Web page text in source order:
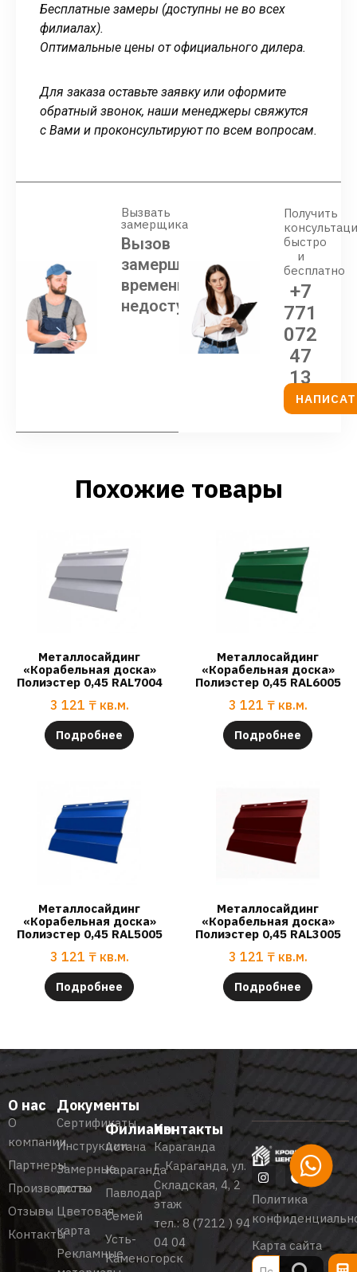
Бесплатные замеры (доступны не во всех
филиалах).
Оптимальные цены от официального дилера.
Для заказа оставьте заявку или оформите
обратный звонок, наши менеджеры свяжутся
с Вами и проконсультируют по всем вопросам.
Вызвать
замерщика
Вызов
замерщика
временно
недоступен
Получить
быстро
и
бесплатно
+7
771
072
47
13
Похожие товары
Металлосайдинг
«Корабельная доска»
Полиэстер 0,45 RAL7004
3 121 ₸ кв.м.
Подробнее
Металлосайдинг
«Корабельная доска»
Полиэстер 0,45 RAL6005
3 121 ₸ кв.м.
Подробнее
Металлосайдинг
«Корабельная доска»
Полиэстер 0,45 RAL5005
3 121 ₸ кв.м.
Подробнее
Металлосайдинг
«Корабельная доска»
Полиэстер 0,45 RAL3005
3 121 ₸ кв.м.
Подробнее
О нас
О
компании
Партнеры
Производство
Отзывы
Контакты
Документы
Сертификаты
Инструкции
Замерные
листы
Цветовая
карта
Рекламные
Филиалы
Астана
Караганда
Павлодар
Семей
Усть-
Каменогорск
Контакты
Караганда
г. Караганда, ул.
Складская, 4, 2
этаж
тел.:8 (7212 ) 94
04 04
Политика
Карта сайта